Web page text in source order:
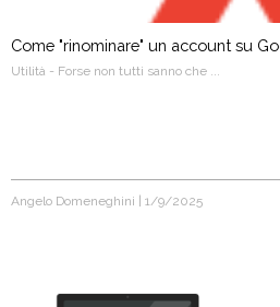
Come "rinominare" un account su
Utilità - Forse non tutti sanno che ...
Angelo Domeneghini
1/9/2025